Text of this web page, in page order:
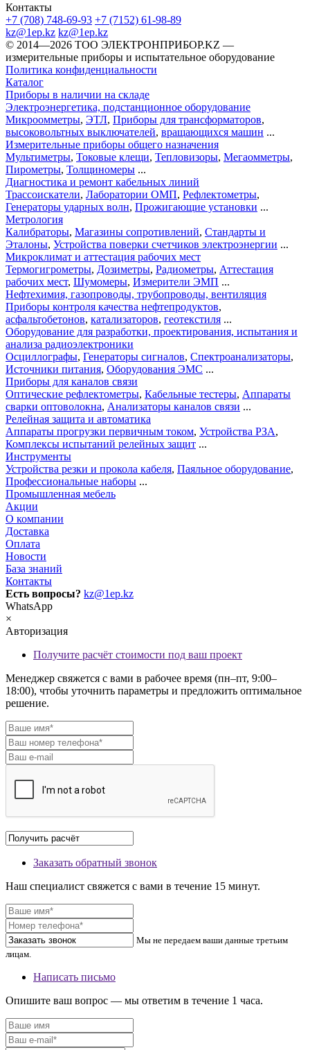
Контакты
+7 (708) 748-69-93 +7 (7152) 61-98-89
kz@1ep.kz kz@1ep.kz
©️ 2014—2026 ТОО ЭЛЕКТРОНПРИБОР.KZ —
измерительные приборы и испытательное оборудование
Политика конфиденциальности
Каталог
Приборы в наличии на складе
Электроэнергетика, подстанционное оборудование
Микроомметры, ЭТЛ, Приборы для трансформаторов,
высоковольтных выключателей, вращающихся машин ...
Измерительные приборы общего назначения
Мультиметры, Токовые клещи, Тепловизоры, Мегаомметры,
Пирометры, Толщиномеры ...
Диагностика и ремонт кабельных линий
Трассоискатели, Лаборатории ОМП, Рефлектометры,
Генераторы ударных волн, Прожигающие установки ...
Метрология
Калибраторы, Магазины сопротивлений, Стандарты и
Эталоны, Устройства поверки счетчиков электроэнергии ...
Микроклимат и аттестация рабочих мест
Термогигрометры, Дозиметры, Радиометры, Аттестация
рабочих мест, Шумомеры, Измерители ЭМП ...
Нефтехимия, газопроводы, трубопроводы, вентиляция
Приборы контроля качества нефтепродуктов,
асфальтобетонов, катализаторов, геотекстиля ...
Оборудование для разработки, проектирования, испытания и
анализа радиоэлектроники
Осциллографы, Генераторы сигналов, Спектроанализаторы,
Источники питания, Оборудования ЭМС ...
Приборы для каналов связи
Оптические рефлектометры, Кабельные тестеры, Аппараты
сварки оптоволокна, Анализаторы каналов связи ...
Релейная защита и автоматика
Аппараты прогрузки первичным током, Устройства РЗА,
Комплексы испытаний релейных защит ...
Инструменты
Устройства резки и прокола кабеля, Паяльное оборудование,
Профессиональные наборы ...
Промышленная мебель
Акции
О компании
Доставка
Оплата
Новости
База знаний
Контакты
Есть вопросы? kz@1ep.kz
WhatsApp
×
Авторизация
Получите расчёт стоимости под ваш проект
Менеджер свяжется с вами в рабочее время (пн–пт, 9:00–
18:00), чтобы уточнить параметры и предложить оптимальное
решение.
Заказать обратный звонок
Наш специалист свяжется с вами в течение 15 минут.
Мы не передаем ваши данные третьим
лицам.
Написать письмо
Опишите ваш вопрос — мы ответим в течение 1 часа.